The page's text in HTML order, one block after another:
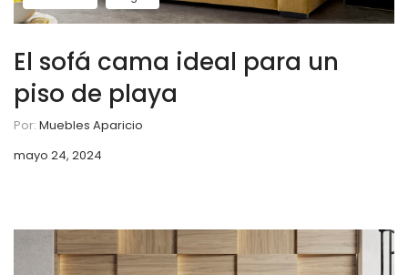
El sofá cama ideal para un
piso de playa
Por: Muebles Aparicio
mayo 24, 2024